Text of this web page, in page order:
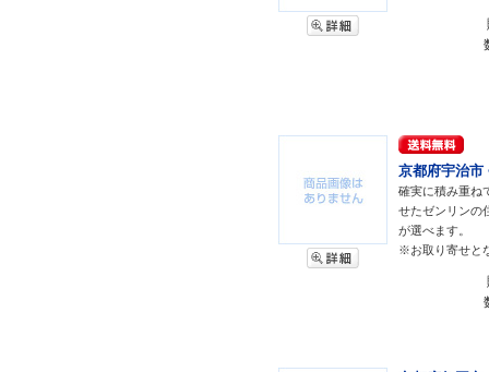
京都府宇治市
確実に積み重ね
せたゼンリンの
が選べます。
※お取り寄せと